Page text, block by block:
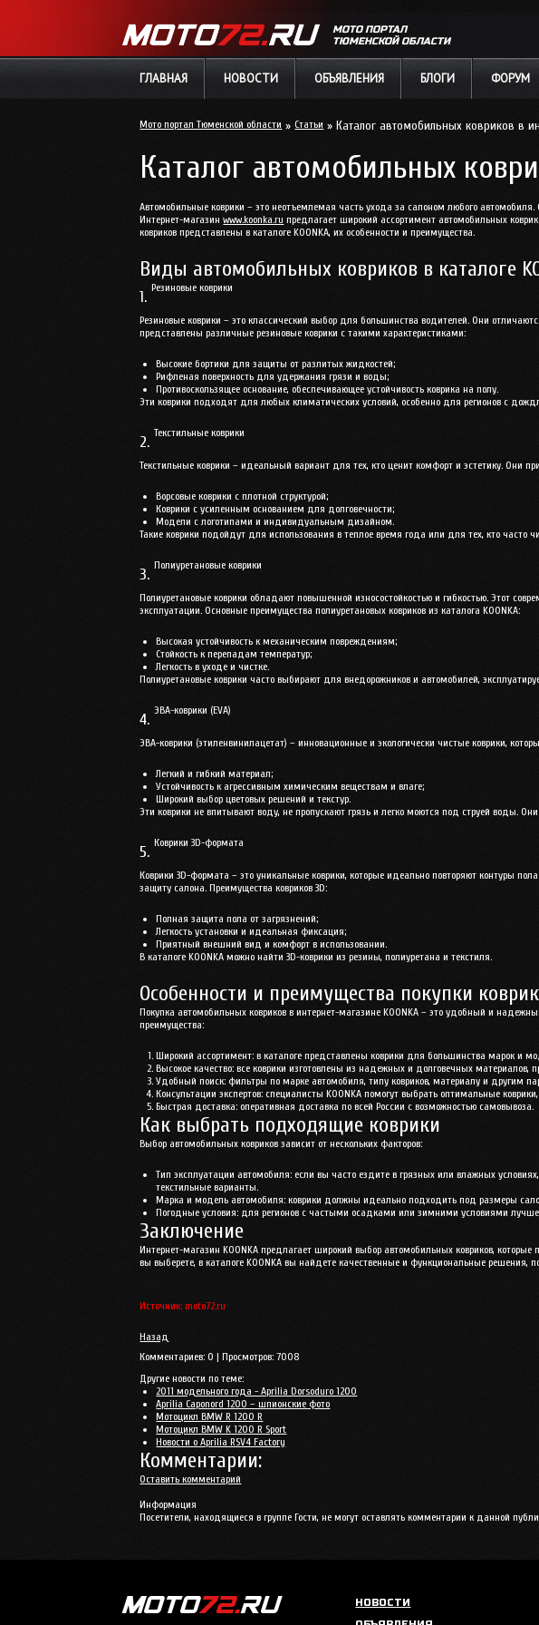
МОТО ПОРТАЛ
ТЮМЕНСКОЙ ОБЛАСТИ
ГЛАВНАЯ НОВОСТИ ОБЪЯВЛЕНИЯ БЛОГИ ФОРУМ
Мото портал Тюменской области»Статьи» Каталог автомобильных ковриков в
Каталог автомобильных
Автомобильные коврики – это неотъемлемая часть ухода за салоном любого
Интернет-магазинwww.koonka.ru предлагает широкий ассортимент автомобильных
ковриков представлены в каталоге KOONKA, их особенности и преимущества.
Виды автомобильных ковриков в каталоге
1.Резиновые коврики
Резиновые коврики – это классический выбор для большинства водителей. Они
представлены различные резиновые коврики с такими характеристиками:
Высокие бортики для защиты от разлитых жидкостей;
Рифленая поверхность для удержания грязи и воды;
Противоскользящее основание, обеспечивающее устойчивость коврика на полу.
Эти коврики подходят для любых климатических условий, особенно для регионов с
2. Текстильные коврики
Текстильные коврики – идеальный вариант для тех, кто ценит комфорт и эстетику. Они
Ворсовые коврики с плотной структурой;
Коврики с усиленным основанием для долговечности;
Модели с логотипами и индивидуальным дизайном.
Такие коврики подойдут для использования в теплое время года или для тех, кто
3.Полиуретановые коврики
Полиуретановые коврики обладают повышенной износостойкостью и гибкостью. Этот
эксплуатации. Основные преимущества полиуретановых ковриков из каталога KOONKA:
Высокая устойчивость к механическим повреждениям;
Стойкость к перепадам температур;
Легкость в уходе и чистке.
Полиуретановые коврики часто выбирают для внедорожников и автомобилей,
4.ЭВА-коврики (EVA)
ЭВА-коврики (этиленвинилацетат) – инновационные и экологически чистые коврики,
Легкий и гибкий материал;
Устойчивость к агрессивным химическим веществам и влаге;
Широкий выбор цветовых решений и текстур.
Эти коврики не впитывают воду, не пропускают грязь и легко моются под струей воды.
5.Коврики 3D-формата
Коврики 3D-формата – это уникальные коврики, которые идеально повторяют контуры
защиту салона. Преимущества ковриков 3D:
Полная защита пола от загрязнений;
Легкость установки и идеальная фиксация;
Приятный внешний вид и комфорт в использовании.
В каталоге KOONKA можно найти 3D-коврики из резины, полиуретана и текстиля.
Особенности и преимущества покупки
Покупка автомобильных ковриков в интернет-магазине KOONKA – это удобный и
преимущества:
Широкий ассортимент: в каталоге представлены коврики для большинства марок и
Высокое качество: все коврики изготовлены из надежных и долговечных материалов,
Удобный поиск: фильтры по марке автомобиля, типу ковриков, материалу и другим
Консультации экспертов: специалисты KOONKA помогут выбрать оптимальные
Быстрая доставка: оперативная доставка по всей России с возможностью самовывоза.
Как выбрать подходящие коврики
Выбор автомобильных ковриков зависит от нескольких факторов:
Тип эксплуатации автомобиля: если вы часто ездите в грязных или влажных
текстильные варианты.
Марка и модель автомобиля: коврики должны идеально подходить под размеры
Погодные условия: для регионов с частыми осадками или зимними условиями
Заключение
Интернет-магазин KOONKA предлагает широкий выбор автомобильных ковриков,
вы выберете, в каталоге KOONKA вы найдете качественные и функциональные
Источник: moto72.ru
Назад
Комментариев:0 | Просмотров:7008
Другие новости по теме:
2011 модельного года - Aprilia Dorsoduro 1200
Aprilia Caponord 1200 – шпионские фото
Мотоцикл BMW R 1200 R
Мотоцикл BMW K 1200 R Sport
Новости о Aprilia RSV4 Factory
Комментарии:
Оставить комментарий
Информация
Посетители, находящиеся в группеГости, не могут оставлять комментарии к данной
НОВОСТИ